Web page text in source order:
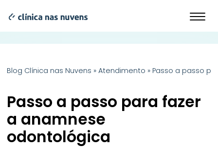
Blog Clínica nas Nuvens »Atendimento » Passo a passo
Passo a passo para fazer
a anamnese
odontológica